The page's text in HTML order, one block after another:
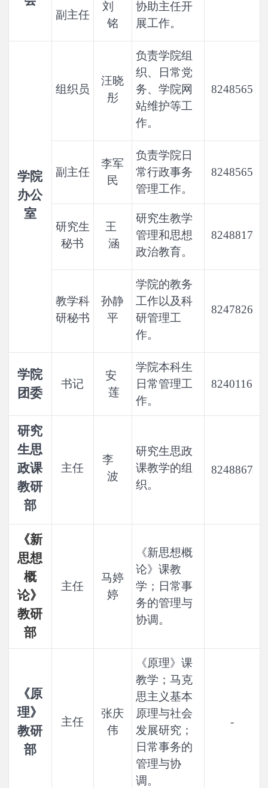
副主任
刘
铭
协助主任开
展工作。
学院
办公
室
组织员
汪晓
彤
负责学院组
织、日常党
务、学院网
站维护等工
作。
8248565
副主任
李军
民
负责学院日
常行政事务
管理工作。
8248565
研究生
秘书
王
涵
研究生教学
管理和思想
政治教育。
8248817
教学科
研秘书
孙静
平
学院的教务
工作以及科
研管理工
作。
8247826
学院
团委
书记
安
莲
学院本科生
日常管理工
作。
8240116
研究
生思
政课
教研
部
主任
李
波
研究生思政
课教学的组
织。
8248867
《新
思想
概
论》
教研
部
主任
马婷
婷
《新思想概
论》课教
学；日常事
务的管理与
协调。
《原
理》
教研
部
主任
张庆
伟
《原理》课
教学；马克
思主义基本
原理与社会
发展研究；
日常事务的
管理与协
调。
-